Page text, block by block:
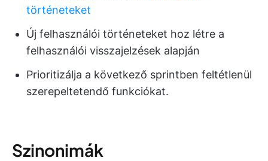
történeteket
Új felhasználói történeteket hoz létre a
felhasználói visszajelzések alapján
Prioritizálja a következő sprintben feltétlenül
szerepeltetendő funkciókat.
Szinonimák